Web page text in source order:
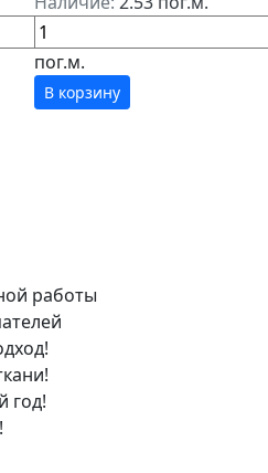
пог.м.
В корзину
работы
год!